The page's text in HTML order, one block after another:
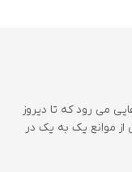
می رود که تا دیروز
از موانع یک به یک در